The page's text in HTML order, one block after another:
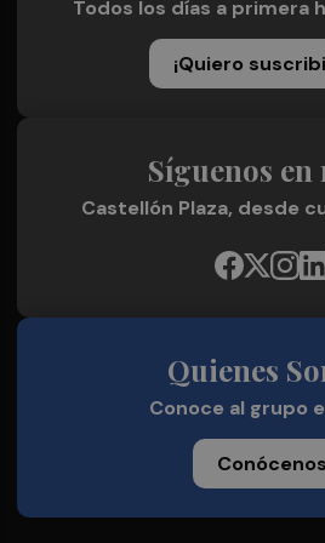
Todos los días a primera
¡Quiero
Síguenos en
Castellón Plaza, desde
Quienes
Conoce al grupo
Conócenos